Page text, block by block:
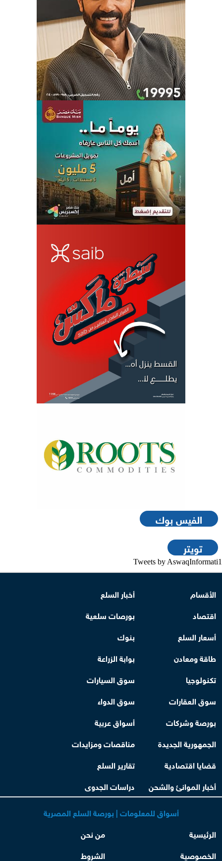
الفيس بوك
تويتر
Tweets by AswaqInformati1
الأقسام
أخبار السلع
اقتصاد
بورصات سلعية
أسعار السلع
بنوك
طاقة ومعادن
بوابة الزراعة
تكنولوجيا
سوق السيارات
سوق العقارات
سوق الدواء
بورصة وشركات
أسواق عربية
الجمهورية الجديدة
مناقصات ومزايدات
قضايا اقتصادية
تقارير السلع
أخبار الموانئ والشحن
دراسات الجدوى
أسواق للمعلومات | بورصة السلع المصرية
الرئيسية
من نحن
الخصوصية
الشروط